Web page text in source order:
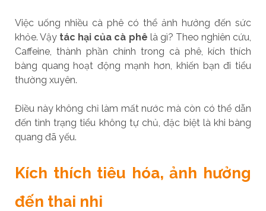
Việc uống nhiều cà phê có thể ảnh hưởng đến sức
khỏe. Vậy tác hại của cà phê là gì? Theo nghiên cứu,
Caffeine, thành phần chính trong cà phê, kích thích
bàng quang hoạt động mạnh hơn, khiến bạn đi tiểu
thường xuyên.
Điều này không chỉ làm mất nước mà còn có thể dẫn
đến tình trạng tiểu không tự chủ, đặc biệt là khi bàng
quang đã yếu.
Kích thích tiêu hóa, ảnh hưởng
đến thai nhi